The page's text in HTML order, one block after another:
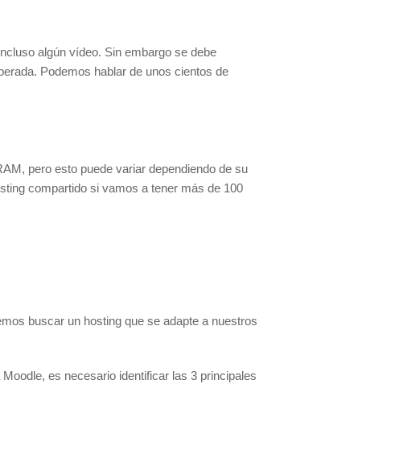
algún vídeo. Sin embargo se debe
Podemos hablar de unos cientos de
pero esto puede variar dependiendo de su
compartido si vamos a tener más de 100
buscar un hosting que se adapte a nuestros
es necesario identificar las 3 principales